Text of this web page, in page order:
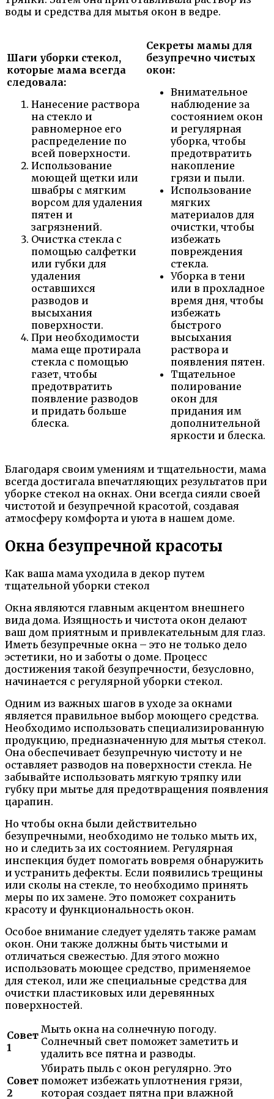
воды и средства для мытья окон в ведре.
Шаги уборки стекол,
которые мама всегда
следовала:
Нанесение раствора
на стекло и
равномерное его
распределение по
всей поверхности.
Использование
моющей щетки или
швабры с мягким
ворсом для удаления
пятен и
загрязнений.
Очистка стекла с
помощью салфетки
или губки для
удаления
оставшихся
разводов и
высыхания
поверхности.
При необходимости
мама еще протирала
стекла с помощью
газет, чтобы
предотвратить
появление разводов
и придать больше
блеска.
Секреты мамы для
безупречно чистых
окон:
Внимательное
наблюдение за
состоянием окон
и регулярная
уборка, чтобы
предотвратить
накопление
грязи и пыли.
Использование
мягких
материалов для
очистки, чтобы
избежать
повреждения
стекла.
Уборка в тени
или в прохладное
время дня, чтобы
избежать
быстрого
высыхания
раствора и
появления пятен.
Тщательное
полирование
окон для
придания им
дополнительной
яркости и блеска.
Благодаря своим умениям и тщательности, мама
всегда достигала впечатляющих результатов при
уборке стекол на окнах. Они всегда сияли своей
чистотой и безупречной красотой, создавая
атмосферу комфорта и уюта в нашем доме.
Окна безупречной красоты
Как ваша мама уходила в декор путем
тщательной уборки стекол
Окна являются главным акцентом внешнего
вида дома. Изящность и чистота окон делают
ваш дом приятным и привлекательным для глаз.
Иметь безупречные окна – это не только дело
эстетики, но и заботы о доме. Процесс
достижения такой безупречности, безусловно,
начинается с регулярной уборки стекол.
Одним из важных шагов в уходе за окнами
является правильное выбор моющего средства.
Необходимо использовать специализированную
продукцию, предназначенную для мытья стекол.
Она обеспечивает безупречную чистоту и не
оставляет разводов на поверхности стекла. Не
забывайте использовать мягкую тряпку или
губку при мытье для предотвращения появления
царапин.
Но чтобы окна были действительно
безупречными, необходимо не только мыть их,
но и следить за их состоянием. Регулярная
инспекция будет помогать вовремя обнаружить
и устранить дефекты. Если появились трещины
или сколы на стекле, то необходимо принять
меры по их замене. Это поможет сохранить
красоту и функциональность окон.
Особое внимание следует уделять также рамам
окон. Они также должны быть чистыми и
отличаться свежестью. Для этого можно
использовать моющее средство, применяемое
для стекол, или же специальные средства для
очистки пластиковых или деревянных
поверхностей.
Совет
1
Мыть окна на солнечную погоду.
Солнечный свет поможет заметить и
удалить все пятна и разводы.
Совет
2
Убирать пыль с окон регулярно. Это
поможет избежать уплотнения грязи,
которая создает пятна при влажной